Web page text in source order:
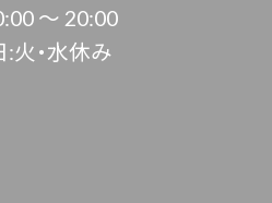
～ 20:00
火・水休み